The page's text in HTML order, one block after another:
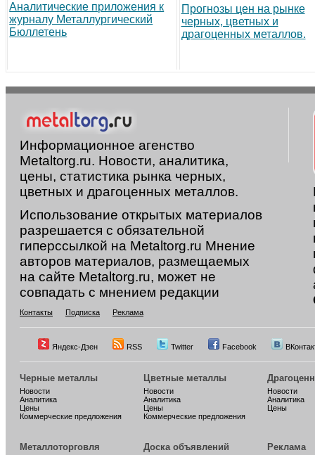
Аналитические приложения к
журналу Металлургический
Бюллетень
Прогнозы цен на рынке
черных, цветных и
драгоценных металлов.
Информационное агенство
Metaltorg.ru. Новости, аналитика,
цены, статистика рынка черных,
цветных и драгоценных металлов.
Использование открытых материалов
разрешается с обязательной
гиперссылкой на Metaltorg.ru Мнение
авторов материалов, размещаемых
на сайте Metaltorg.ru, может не
совпадать с мнением редакции
Контакты Подписка Реклама
Яндекс-Дзен RSS Twitter Facebook
Черные металлы
Новости
Аналитика
Цены
Коммерческие предложения
Цветные металлы
Новости
Аналитика
Цены
Коммерческие предложения
Новости
Аналитика
Цены
Металлоторговля Доска объявлений Реклама